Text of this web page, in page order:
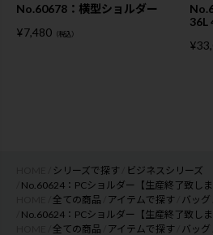
No.60678：横型ショルダー
¥7,480 （税込）
36L
¥
シリーズで探す
ビジネスシリーズ
No.60624：PCショルダー【生産終了致しま
全ての商品 アイテムで探す バッグ
No.60624：PCショルダー【生産終了致しま
全ての商品 アイテムで探す バッグ